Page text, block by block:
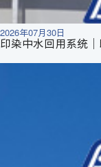
2026年07月30日
印染中水回用系统